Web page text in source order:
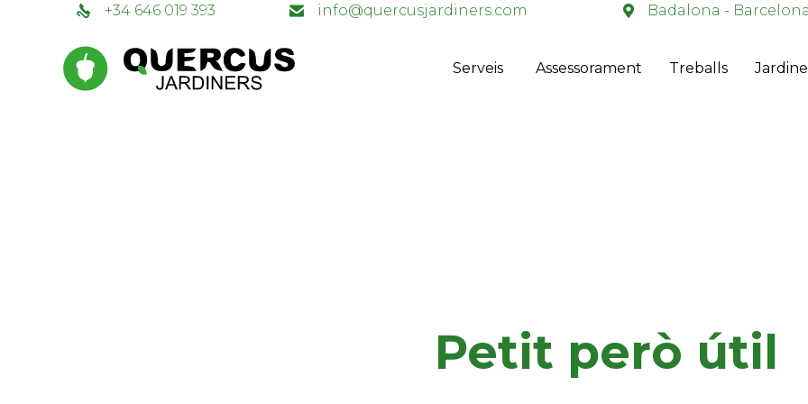
+34 646 019 393 info@quercusjardiners.com Badalona - Barcelona
Serveis Assessorament Treballs
Petit però útil